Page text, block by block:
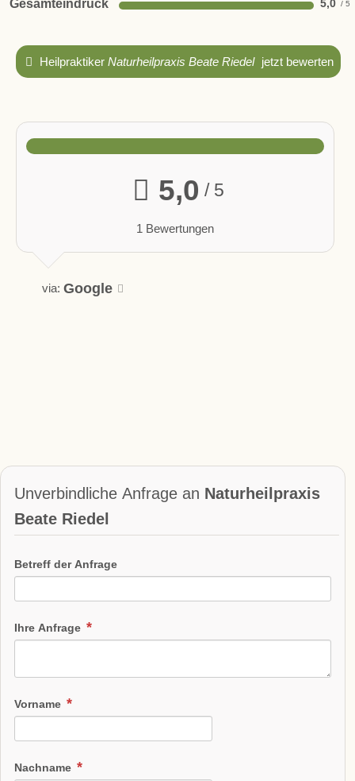
Gesamteindruck 5,0
Heilpraktiker Naturheilpraxis Beate Riedel jetzt bewerten
5,0 / 5
1 Bewertungen
via: Google
Unverbindliche Anfrage an Naturheilpraxis
Beate Riedel
Betreff der Anfrage
Ihre Anfrage
Vorname
Nachname